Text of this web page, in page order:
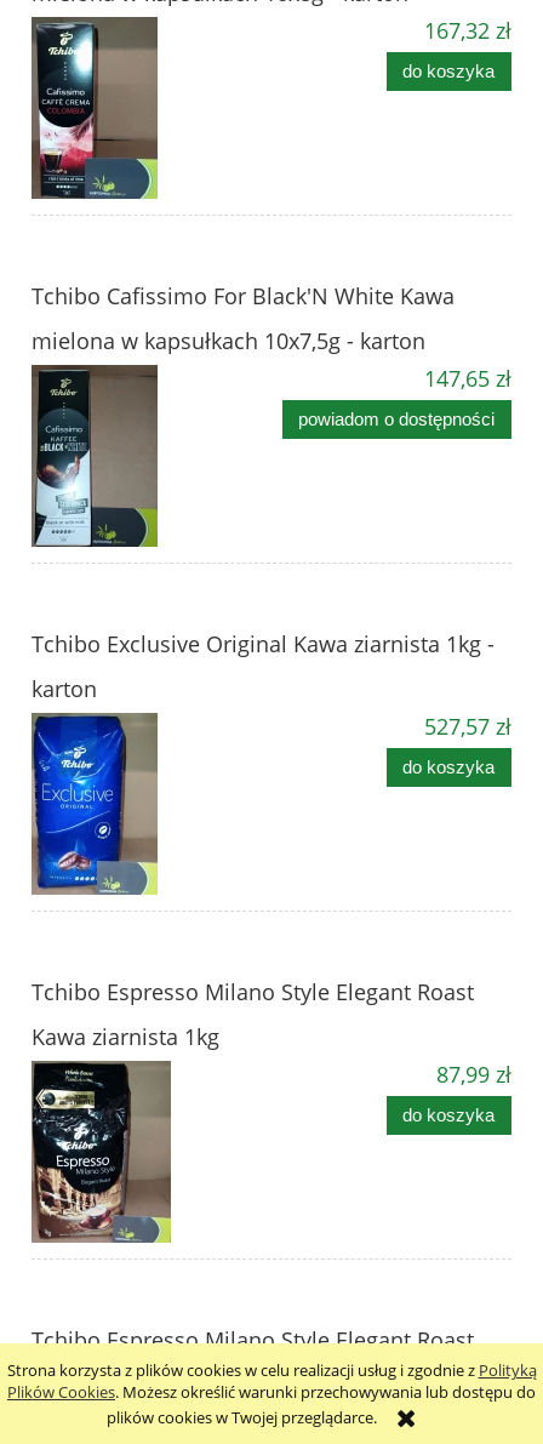
Strona korzysta z plików cookies w celu realizacji usług i zgodnie z Polityką
Plików Cookies. Możesz określić warunki przechowywania lub dostępu do
plików cookies w Twojej przeglądarce.
167,32 zł
do koszyka
Tchibo Cafissimo For Black'N White Kawa
mielona w kapsułkach 10x7,5g - karton
147,65 zł
powiadom o dostępności
Tchibo Exclusive Original Kawa ziarnista 1kg -
karton
527,57 zł
do koszyka
Tchibo Espresso Milano Style Elegant Roast
Kawa ziarnista 1kg
87,99 zł
do koszyka
Tchibo Espresso Milano Style Elegant Roast
Kawa ziarnista 1kg - karton